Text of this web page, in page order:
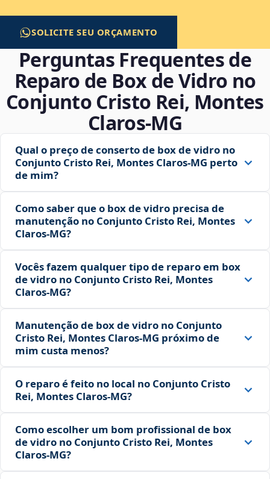
SOLICITE SEU ORÇAMENTO
Perguntas Frequentes de
Reparo de Box de Vidro no
Conjunto Cristo Rei, Montes
Claros‑MG
Qual o preço de conserto de box de vidro no
Conjunto Cristo Rei, Montes Claros‑MG perto
de mim?
Como saber que o box de vidro precisa de
manutenção no Conjunto Cristo Rei, Montes
Claros‑MG?
Vocês fazem qualquer tipo de reparo em box
de vidro no Conjunto Cristo Rei, Montes
Claros‑MG?
Manutenção de box de vidro no Conjunto
Cristo Rei, Montes Claros‑MG próximo de
mim custa menos?
O reparo é feito no local no Conjunto Cristo
Rei, Montes Claros‑MG?
Como escolher um bom profissional de box
de vidro no Conjunto Cristo Rei, Montes
Claros‑MG?